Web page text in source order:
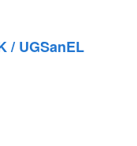
/ UGSanEL